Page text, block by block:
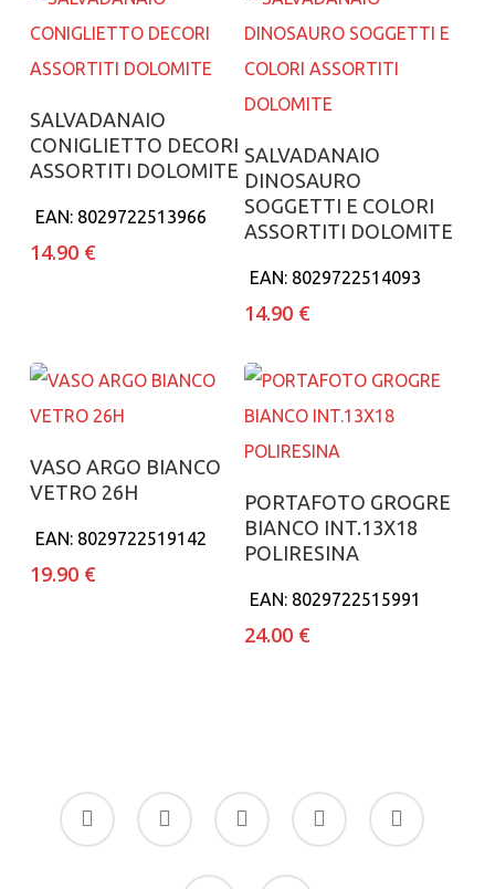
Aggiungi al carrello
SALVADANAIO
CONIGLIETTO DECORI
ASSORTITI DOLOMITE
EAN: 8029722513966
14.90 €
Aggiungi al carrello
SALVADANAIO
DINOSAURO
SOGGETTI E COLORI
ASSORTITI DOLOMITE
EAN: 8029722514093
14.90 €
Aggiungi al carrello
VASO ARGO BIANCO
VETRO 26H
EAN: 8029722519142
19.90 €
Aggiungi al carrello
PORTAFOTO GROGRE
BIANCO INT.13X18
POLIRESINA
EAN: 8029722515991
24.00 €
facebook
google-
plus
instagram whatsapp tiktok